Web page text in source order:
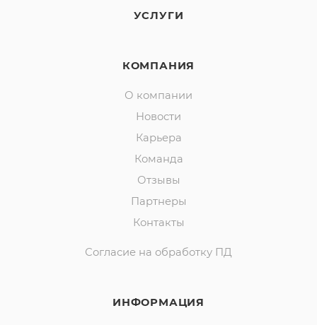
УСЛУГИ
КОМПАНИЯ
О компании
Новости
Карьера
Команда
Отзывы
Партнеры
Контакты
Согласие на обработку ПД
ИНФОРМАЦИЯ